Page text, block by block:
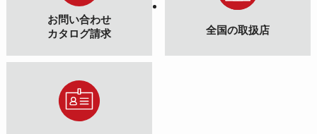
お問い合わせ
カタログ請求
全国の取扱店